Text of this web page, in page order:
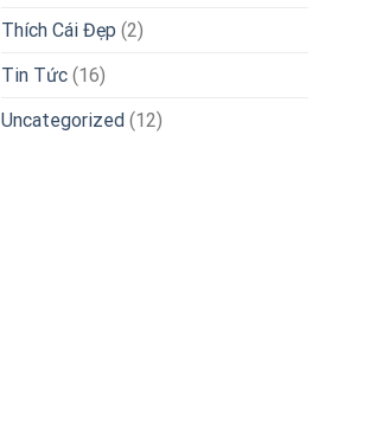
Thích Cái Đẹp (2)
Tin Tức (16)
Uncategorized (12)